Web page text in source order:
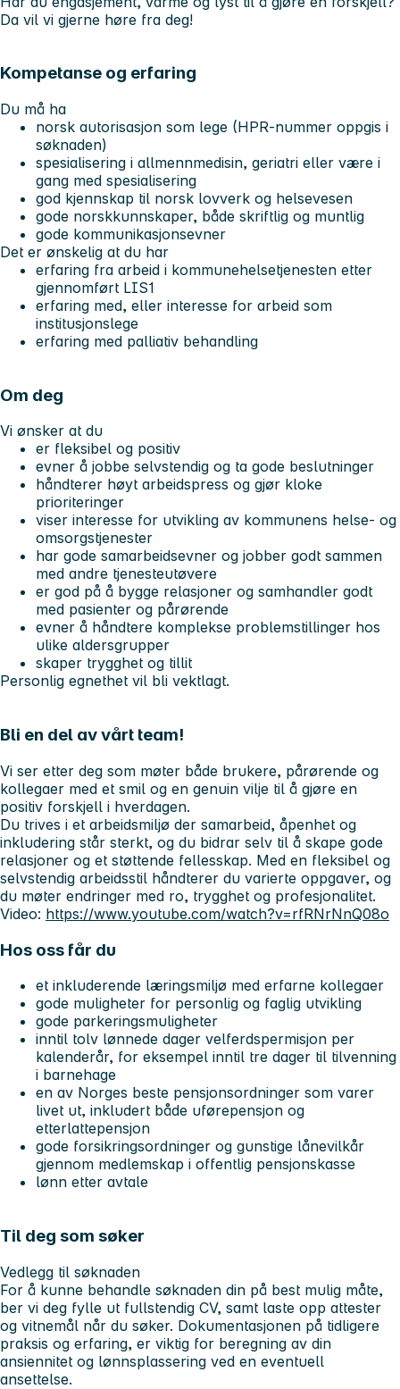
Da vil vi gjerne høre fra deg!
Kompetanse og erfaring
Du må ha
norsk autorisasjon som lege (HPR‑nummer oppgis i
søknaden)
spesialisering i allmennmedisin, geriatri eller være i
gang med spesialisering
god kjennskap til norsk lovverk og helsevesen
gode norskkunnskaper, både skriftlig og muntlig
gode kommunikasjonsevner
Det er ønskelig at du har
erfaring fra arbeid i kommunehelsetjenesten etter
gjennomført LIS1
erfaring med, eller interesse for arbeid som
institusjonslege
erfaring med palliativ behandling
Om deg
Vi ønsker at du
er fleksibel og positiv
evner å jobbe selvstendig og ta gode beslutninger
håndterer høyt arbeidspress og gjør kloke
prioriteringer
viser interesse for utvikling av kommunens helse- og
omsorgstjenester
har gode samarbeidsevner og jobber godt sammen
med andre tjenesteutøvere
er god på å bygge relasjoner og samhandler godt
med pasienter og pårørende
evner å håndtere komplekse problemstillinger hos
ulike aldersgrupper
skaper trygghet og tillit
Personlig egnethet vil bli vektlagt.
Bli en del av vårt team!
Vi ser etter deg som møter både brukere, pårørende og
kollegaer med et smil og en genuin vilje til å gjøre en
positiv forskjell i hverdagen.
Du trives i et arbeidsmiljø der samarbeid, åpenhet og
inkludering står sterkt, og du bidrar selv til å skape gode
relasjoner og et støttende fellesskap. Med en fleksibel og
selvstendig arbeidsstil håndterer du varierte oppgaver, og
du møter endringer med ro, trygghet og profesjonalitet.
Video: https://www.youtube.com/watch?v=rfRNrNnQ08o
Hos oss får du
et inkluderende læringsmiljø med erfarne kollegaer
gode muligheter for personlig og faglig utvikling
gode parkeringsmuligheter
inntil tolv lønnede dager velferdspermisjon per
kalenderår, for eksempel inntil tre dager til tilvenning
i barnehage
en av Norges beste pensjonsordninger som varer
livet ut, inkludert både uførepensjon og
etterlattepensjon
gode forsikringsordninger og gunstige lånevilkår
gjennom medlemskap i offentlig pensjonskasse
lønn etter avtale
Til deg som søker
Vedlegg til søknaden
For å kunne behandle søknaden din på best mulig måte,
ber vi deg fylle ut fullstendig CV, samt laste opp attester
og vitnemål når du søker. Dokumentasjonen på tidligere
praksis og erfaring, er viktig for beregning av din
ansiennitet og lønnsplassering ved en eventuell
ansettelse.